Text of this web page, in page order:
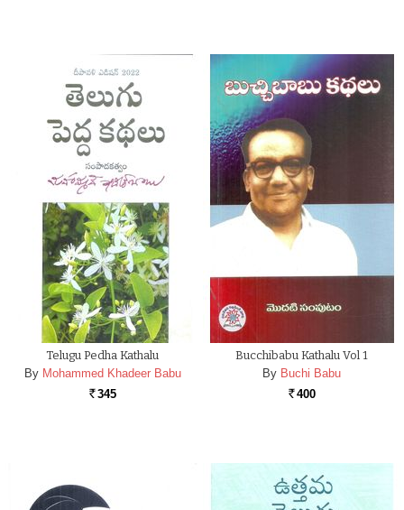
Telugu Pedha Kathalu
By Mohammed Khadeer Babu
Rs. 345
Bucchibabu Kathalu Vol 1
By Buchi Babu
Rs. 400